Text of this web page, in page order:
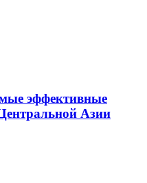
эффективные
Азии